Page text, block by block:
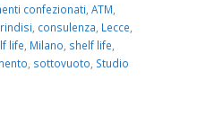
confezionati ATM
consulenza Lecce
life Milano shelf life
sottovuoto Studio